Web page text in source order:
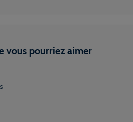
vous pourriez aimer